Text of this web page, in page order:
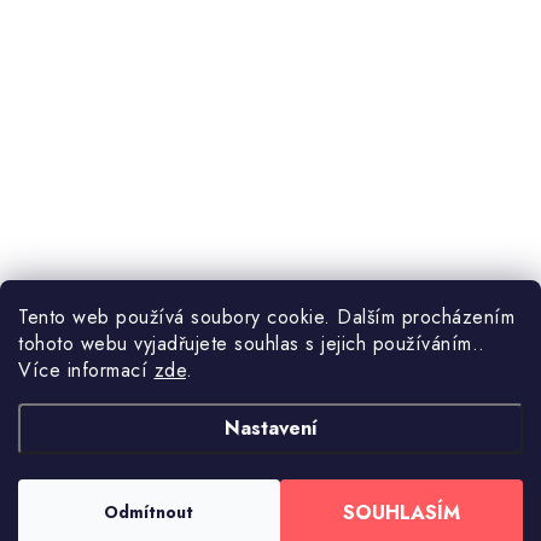
Tento web používá soubory cookie. Dalším procházením
tohoto webu vyjadřujete souhlas s jejich používáním..
Více informací zde.
Nastavení
Odmítnout SOUHLASÍM